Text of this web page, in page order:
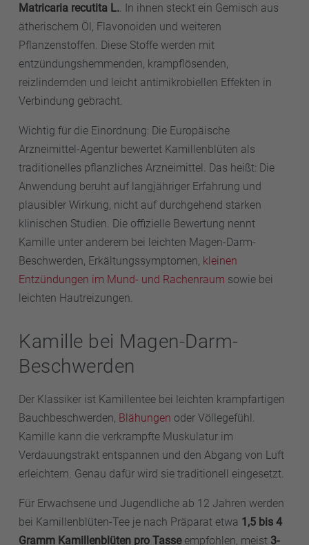
Matricaria recutita L.. In ihnen steckt ein Gemisch aus
ätherischem Öl, Flavonoiden und weiteren
Pflanzenstoffen. Diese Stoffe werden mit
entzündungshemmenden, krampflösenden,
reizlindernden und leicht antimikrobiellen Effekten in
Verbindung gebracht.
Wichtig für die Einordnung: Die Europäische
Arzneimittel-Agentur bewertet Kamillenblüten als
traditionelles pflanzliches Arzneimittel. Das heißt: Die
Anwendung beruht auf langjähriger Erfahrung und
plausibler Wirkung, nicht auf durchgehend starken
klinischen Studien. Die offizielle Bewertung nennt
Kamille unter anderem bei leichten Magen-Darm-
Beschwerden, Erkältungssymptomen, kleinen
Entzündungen im Mund- und Rachenraum sowie bei
leichten Hautreizungen.
Kamille bei Magen-Darm-
Beschwerden
Der Klassiker ist Kamillentee bei leichten krampfartigen
Bauchbeschwerden, Blähungen oder Völlegefühl.
Kamille kann die verkrampfte Muskulatur im
Verdauungstrakt entspannen und den Abgang von Luft
erleichtern. Genau dafür wird sie traditionell eingesetzt.
Für Erwachsene und Jugendliche ab 12 Jahren werden
bei Kamillenblüten-Tee je nach Präparat etwa 1,5 bis 4
Gramm Kamillenblüten pro Tasseempfohlen, meist 3-